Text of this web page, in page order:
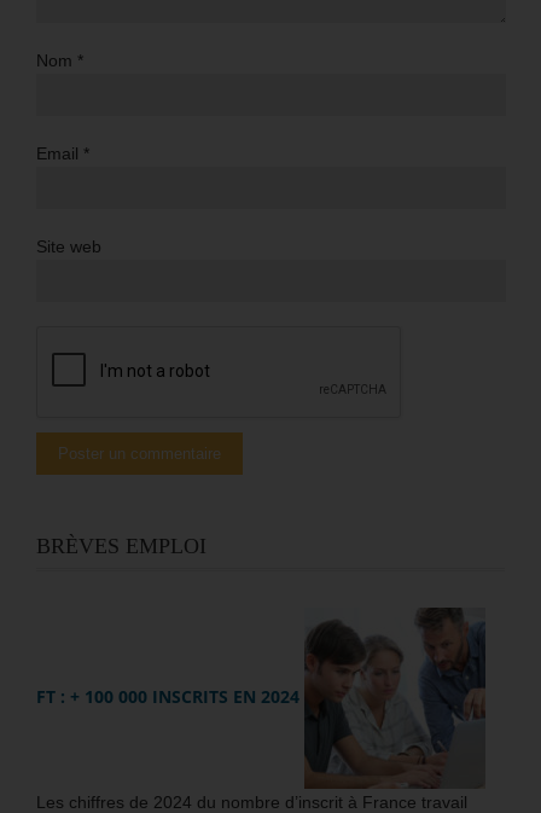
Nom *
Email *
Site web
BRÈVES EMPLOI
FT : + 100 000 INSCRITS EN 2024
Les chiffres de 2024 du nombre d’inscrit à France travail